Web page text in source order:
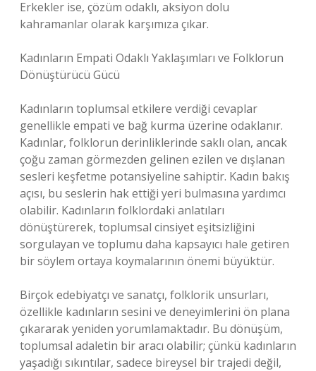
Erkekler ise, çözüm odaklı, aksiyon dolu
kahramanlar olarak karşımıza çıkar.
Kadınların Empati Odaklı Yaklaşımları ve Folklorun
Dönüştürücü Gücü
Kadınların toplumsal etkilere verdiği cevaplar
genellikle empati ve bağ kurma üzerine odaklanır.
Kadınlar, folklorun derinliklerinde saklı olan, ancak
çoğu zaman görmezden gelinen ezilen ve dışlanan
sesleri keşfetme potansiyeline sahiptir. Kadın bakış
açısı, bu seslerin hak ettiği yeri bulmasına yardımcı
olabilir. Kadınların folklordaki anlatıları
dönüştürerek, toplumsal cinsiyet eşitsizliğini
sorgulayan ve toplumu daha kapsayıcı hale getiren
bir söylem ortaya koymalarının önemi büyüktür.
Birçok edebiyatçı ve sanatçı, folklorik unsurları,
özellikle kadınların sesini ve deneyimlerini ön plana
çıkararak yeniden yorumlamaktadır. Bu dönüşüm,
toplumsal adaletin bir aracı olabilir; çünkü kadınların
yaşadığı sıkıntılar, sadece bireysel bir trajedi değil,